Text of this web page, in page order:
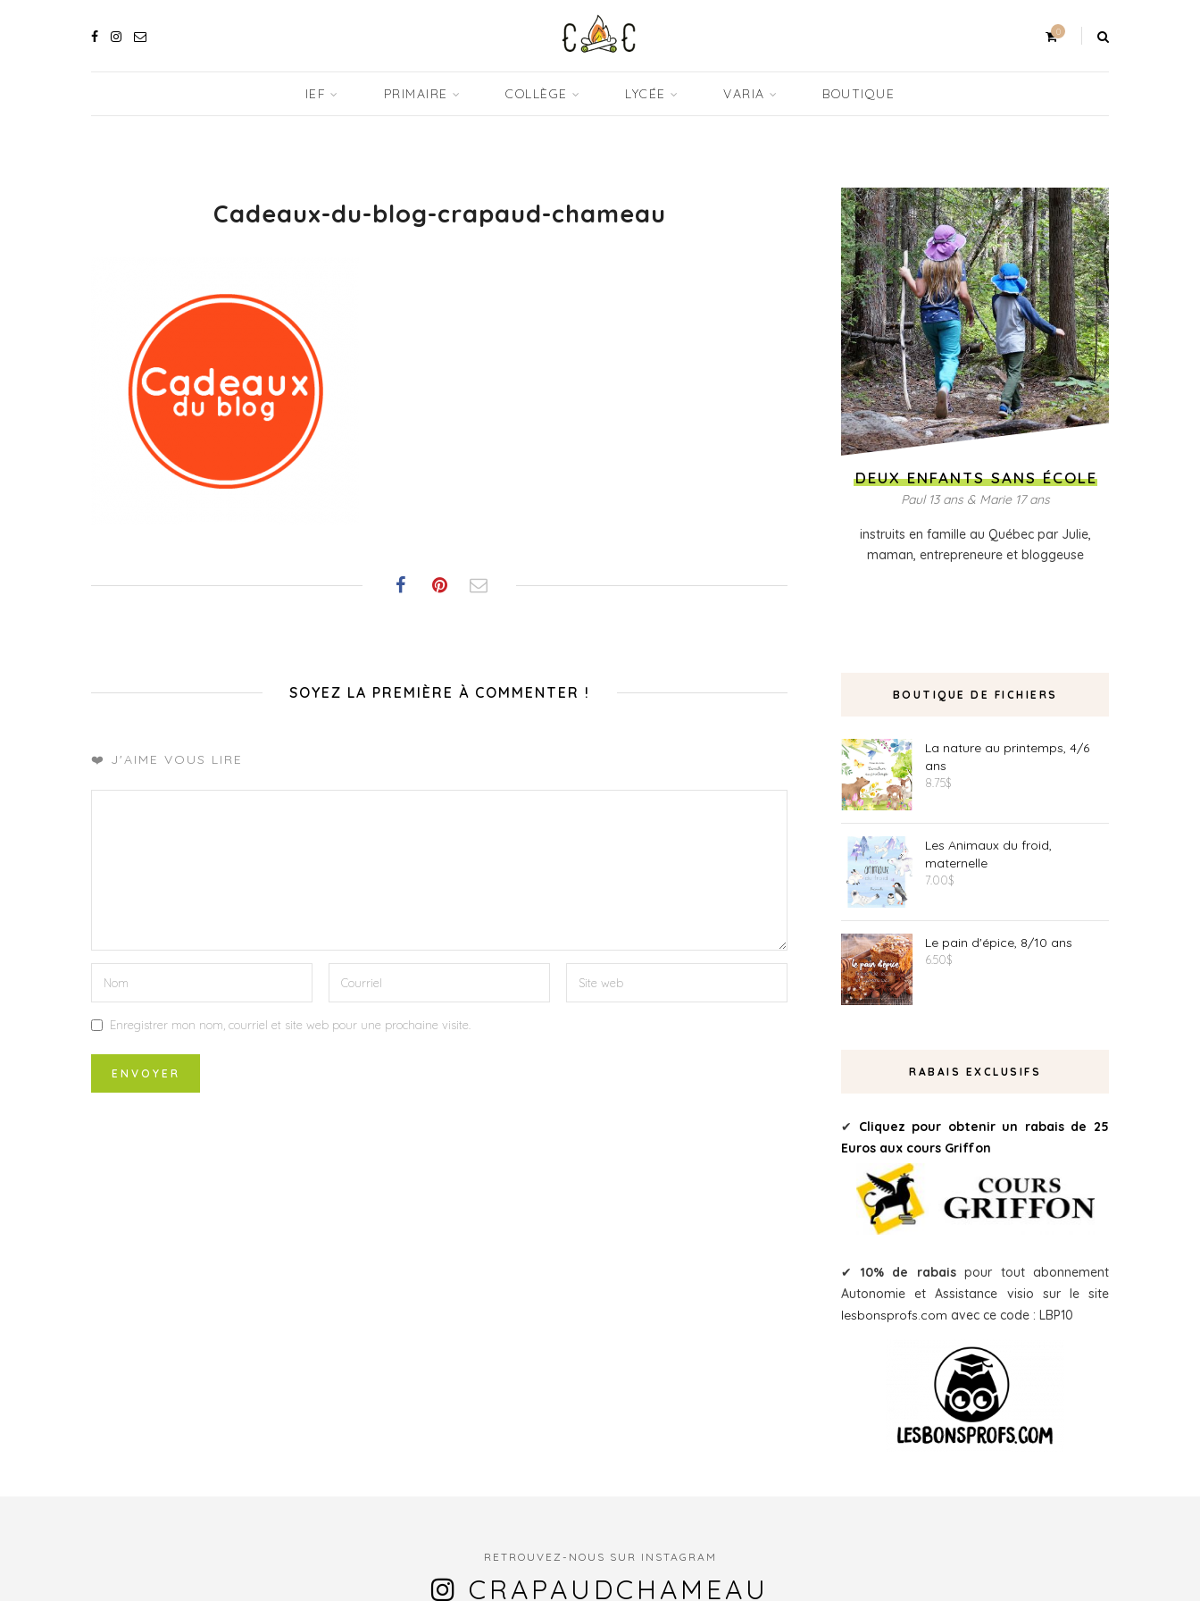
0
IEF PRIMAIRE COLLÈGE LYCÉE VARIA BOUTIQUE
Cadeaux-du-blog-crapaud-chameau
SOYEZ LA PREMIÈRE À COMMENTER !
❤️ J'AIME VOUS LIRE
Enregistrer mon nom, courriel et site web pour une prochaine visite.
DEUX ENFANTS SANS ÉCOLE
Paul 13 ans & Marie 17 ans
instruits en famille au Québec par Julie,
maman, entrepreneure et bloggeuse
BOUTIQUE DE FICHIERS
La nature au printemps, 4/6
ans
8.75$
Les Animaux du froid,
maternelle
7.00$
Le pain d'épice, 8/10 ans
6.50$
RABAIS EXCLUSIFS
✔ Cliquez pour obtenir un rabais de 25
Euros aux cours Griffon
✔ 10% de rabaispour tout abonnement
Autonomie et Assistance visio sur le site
lesbonsprofs.com avec ce code : LBP10
RETROUVEZ-NOUS SUR INSTAGRAM
CRAPAUDCHAMEAU